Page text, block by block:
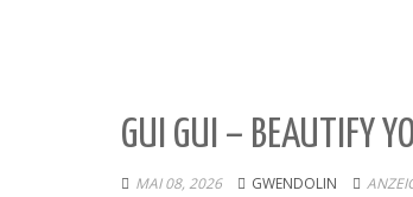
GUI GUI – BEAUTIFY
MAI 08, 2026 GWENDOLIN